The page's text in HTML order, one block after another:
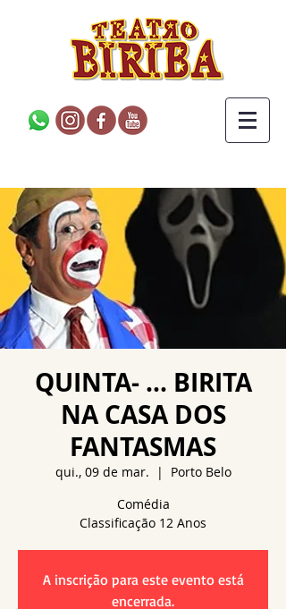
QUINTA- ... BIRITA
NA CASA DOS
FANTASMAS
qui., 09 de mar.
  |
Porto Belo
Comédia
A inscrição para este evento está
encerrada.